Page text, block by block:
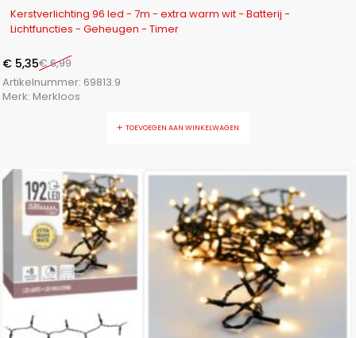
-23%
Kerstverlichting 96 led - 7m - extra warm wit - Batterij -
Lichtfuncties - Geheugen - Timer
€6,99
€ 5,35
Artikelnummer: 69813.9
Merk: Merkloos
TOEVOEGEN AAN WINKELWAGEN